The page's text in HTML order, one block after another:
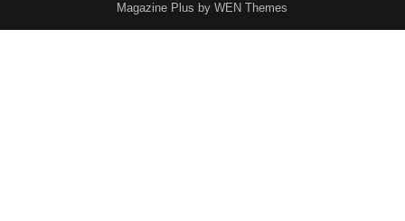
Magazine Plus by WEN Themes